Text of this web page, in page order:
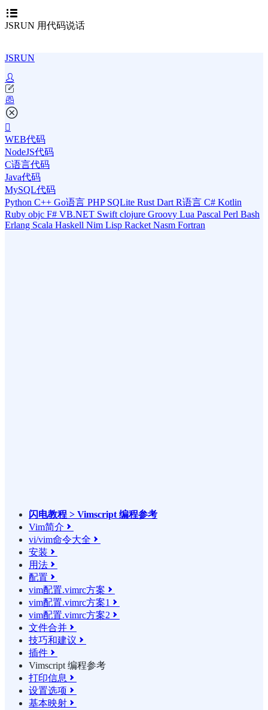
JSRUN 用代码说话
JSRUN
WEB代码
NodeJS代码
C语言代码
Java代码
MySQL代码
Python C++ Go语言 PHP SQLite Rust Dart R语言 C# Kotlin
Ruby objc F# VB.NET Swift clojure Groovy Lua Pascal Perl Bash
Erlang Scala Haskell Nim Lisp Racket Nasm Fortran
闪电教程 > Vimscript 编程参考
Vim简介 
vi/vim命令大全 
安装 
用法 
配置 
vim配置.vimrc方案 
vim配置.vimrc方案1 
vim配置.vimrc方案2 
文件合并 
技巧和建议 
插件 
Vimscript 编程参考
打印信息 
设置选项 
基本映射 